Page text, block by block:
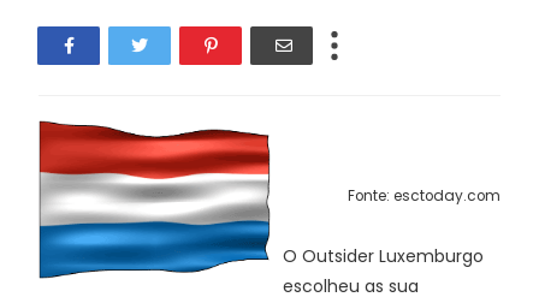
Fonte: esctoday.com
O Outsider Luxemburgo
escolheu as sua